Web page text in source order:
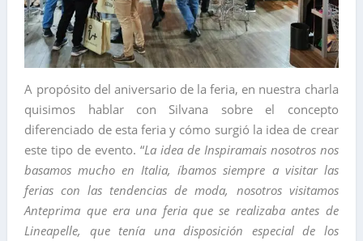
A propósito del aniversario de la feria, en nuestra charla
quisimos hablar con Silvana sobre el concepto
diferenciado de esta feria y cómo surgió la idea de crear
este tipo de evento. “La idea de Inspiramais nosotros nos
basamos mucho en Italia, íbamos siempre a visitar las
ferias con las tendencias de moda, nosotros visitamos
Anteprima que era una feria que se realizaba antes de
Lineapelle, que tenía una disposición especial de los